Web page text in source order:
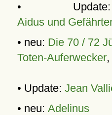
•
Aidus und
• neu: Die 70 / 72
Toten-Auferwecker,
• Update: Jean
• neu: Adelinus